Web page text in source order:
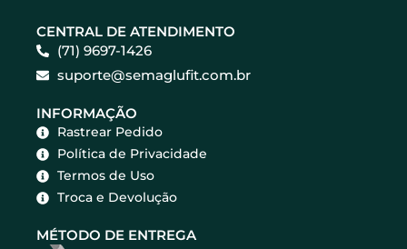
CENTRAL DE ATENDIMENTO
(71) 9697-1426
suporte@semaglufit.com.br
INFORMAÇÃO
Rastrear Pedido
Política de Privacidade
Termos de Uso
Troca e Devolução
MÉTODO DE ENTREGA